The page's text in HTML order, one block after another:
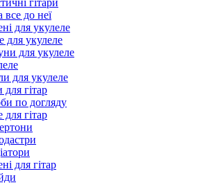
гітари
все до неї
для укулеле
для укулеле
для укулеле
для укулеле
гітар
по догляду
для гітар
для гітар